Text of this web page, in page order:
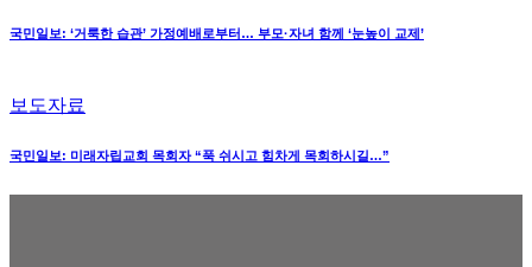
국민일보: ‘거룩한 습관’ 가정예배로부터… 부모·자녀 함께 ‘눈높이 교제’
보도자료
국민일보: 미래자립교회 목회자 “푹 쉬시고 힘차게 목회하시길…”